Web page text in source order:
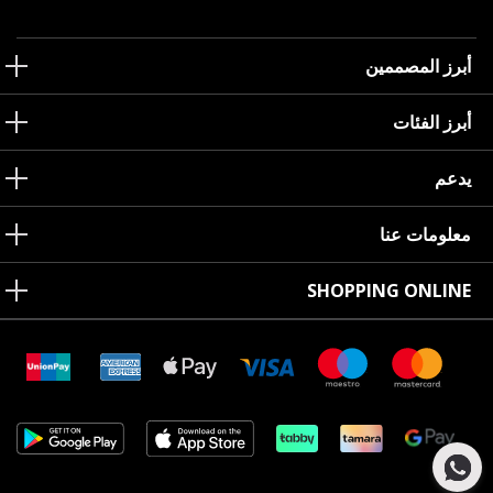
أبرز المصممين
أبرز الفئات
يدعم
معلومات عنا
SHOPPING ONLINE